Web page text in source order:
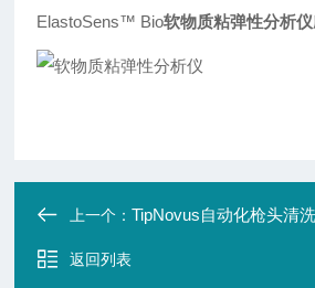
ElastoSens™ Bio软物质粘弹性分析仪
上一个：TipNovus自动化枪头清
返回列表